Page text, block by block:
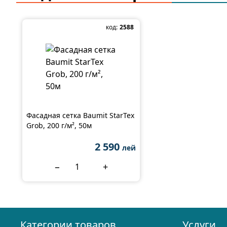
код: 2588
Фасадная сетка Baumit StarTex
Grob, 200 г/м², 50м
2 590 лей
− +